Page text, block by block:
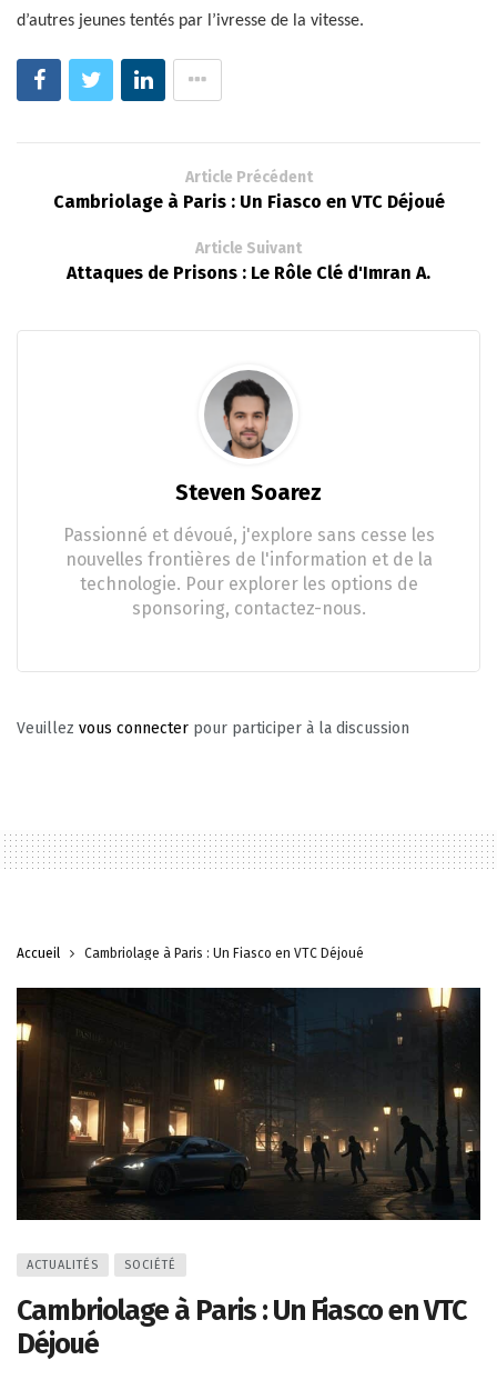
d’autres jeunes tentés par l’ivresse de la vitesse.
Article Précédent
Cambriolage à Paris : Un Fiasco en VTC Déjoué
Article Suivant
Attaques de Prisons : Le Rôle Clé d'Imran A.
Steven Soarez
Passionné et dévoué, j'explore sans cesse les
nouvelles frontières de l'information et de la
technologie. Pour explorer les options de
sponsoring, contactez-nous.
Veuillez vous connecter pour participer à la discussion
Accueil Cambriolage à Paris : Un Fiasco en VTC Déjoué
ACTUALITÉS SOCIÉTÉ
Cambriolage à Paris : Un Fiasco en VTC
Déjoué